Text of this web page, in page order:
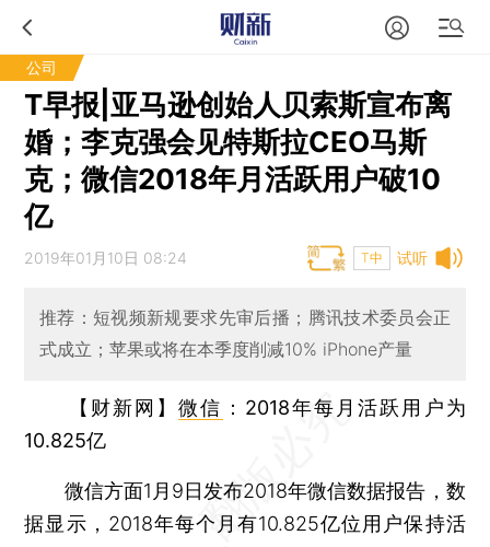
公司
T早报|亚马逊创始人贝索斯宣布离
婚；李克强会见特斯拉CEO马斯
克；微信2018年月活跃用户破10
亿
试听
2019年01月10日 08:24 T中
推荐：短视频新规要求先审后播；腾讯技术委员会正
式成立；苹果或将在本季度削减10% iPhone产量
【财新网】微信 ：2018年每月活跃用户为
10.825亿
微信方面1月9日发布2018年微信数据报告，数
据显示，2018年每个月有10.825亿位用户保持活